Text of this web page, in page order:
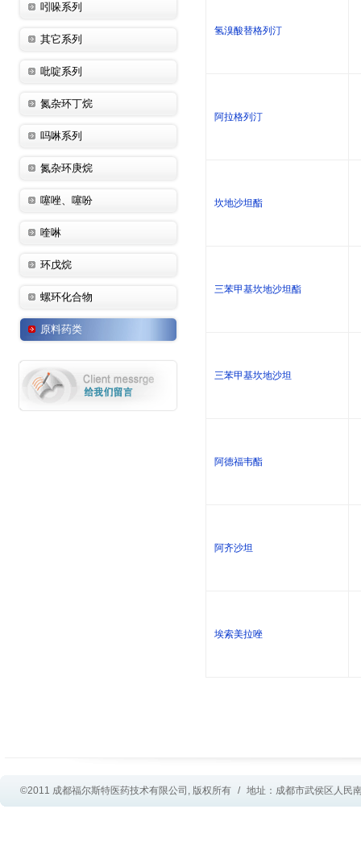
吲哚系列
其它系列
吡啶系列
氮杂环丁烷
吗啉系列
氮杂环庚烷
噻唑、噻吩
喹啉
环戊烷
螺环化合物
原料药类
氢溴酸替格列汀
阿拉格列汀
坎地沙坦酯
三苯甲基坎地沙坦酯
三苯甲基坎地沙坦
阿德福韦酯
阿齐沙坦
埃索美拉唑
©2011 成都福尔斯特医药技术有限公司, 版权所有 / 地址：成都市武侯区人民